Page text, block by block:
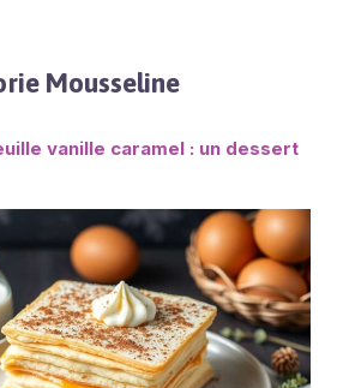
Mousseline
vanille caramel : un dessert